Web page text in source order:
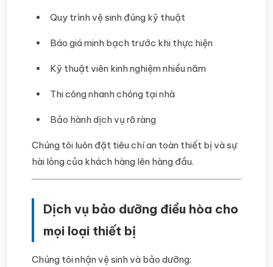
Quy trình vệ sinh đúng kỹ thuật
Báo giá minh bạch trước khi thực hiện
Kỹ thuật viên kinh nghiệm nhiều năm
Thi công nhanh chóng tại nhà
Bảo hành dịch vụ rõ ràng
Chúng tôi luôn đặt tiêu chí an toàn thiết bị và sự
hài lòng của khách hàng lên hàng đầu.
Dịch vụ bảo dưỡng điều hòa cho
mọi loại thiết bị
Chúng tôi nhận vệ sinh và bảo dưỡng: